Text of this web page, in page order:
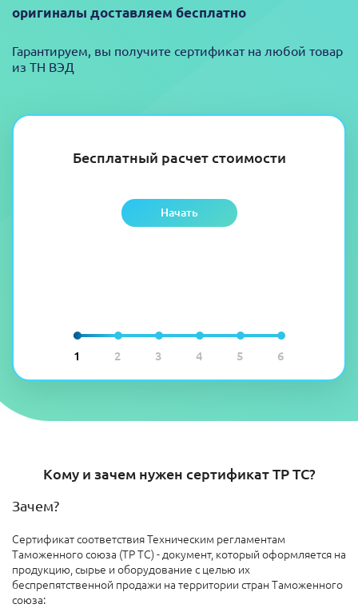
1 2 3 4 5 6
Бесплатный расчет стоимости
Начать
оригиналы доставляем бесплатно
Гарантируем, вы получите сертификат на любой товар
из ТН ВЭД
Кому и зачем нужен сертификат ТР ТС?
Зачем?
Сертификат соответствия Техническим регламентам
Таможенного союза (ТР ТС) - документ, который оформляется на
продукцию, сырье и оборудование с целью их
беспрепятственной продажи на территории стран Таможенного
союза: